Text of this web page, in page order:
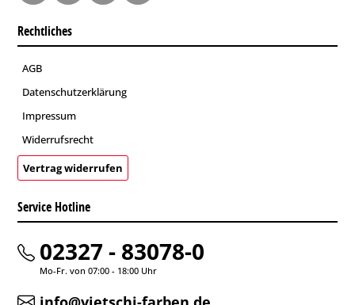
Rechtliches
AGB
Datenschutzerklärung
Impressum
Widerrufsrecht
Vertrag widerrufen
Service Hotline
02327 - 83078-0
Mo-Fr. von 07:00 - 18:00 Uhr